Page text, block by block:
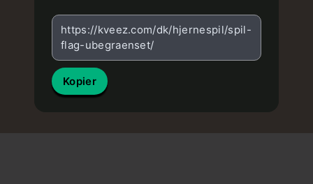
https://kveez.com/dk/hjernespil/spil-
flag-ubegraenset/
Kopier